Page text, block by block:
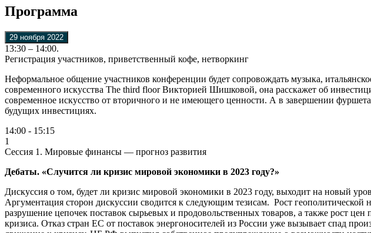
Программа
29 ноября 2022
13:30 – 14:00.
Регистрация участников, приветственный кофе, нетворкинг
Неформальное общение участников конференции будет сопровождать музыка,
современного искусства The third floor Викторией Шишковой, она расскажет об
современное искусство от вторичного и не имеющего ценности. А в завершении
будущих инвестициях.
14:00 - 15:15
1
Сессия 1. Мировые финансы — прогноз развития
Дебаты. «Случится ли кризис мировой экономики в 2023 году?»
Дискуссия о том, будет ли кризис мировой экономики в 2023 году, выходит на новый
Аргументация сторон дискуссии сводится к следующим тезисам. Рост
разрушение цепочек поставок сырьевых и продовольственных товаров, а также рост
кризиса. Отказ стран ЕС от поставок энергоносителей из России уже вызывает спад